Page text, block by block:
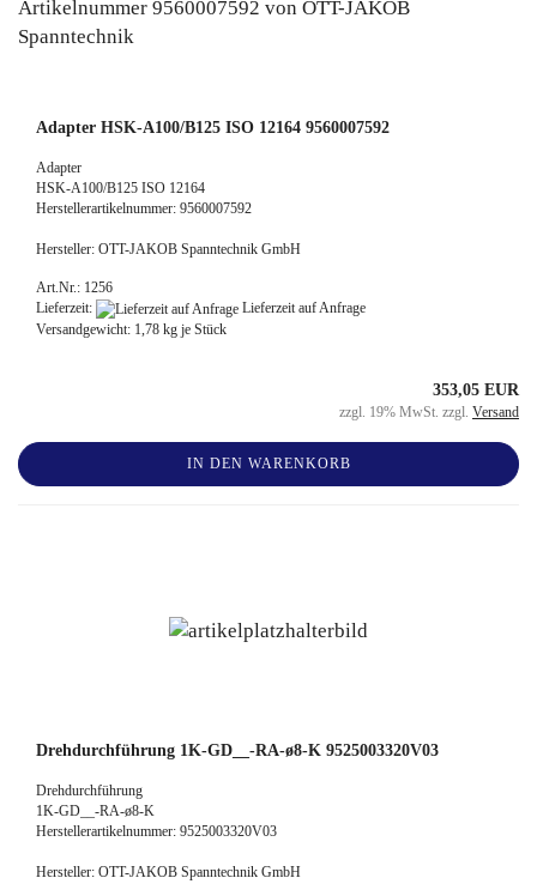
Adapter HSK-A100/B125 ISO 12164 9560007592
Adapter
HSK-A100/B125 ISO 12164
Herstellerartikelnummer: 9560007592
Hersteller: OTT-JAKOB Spanntechnik GmbH
Art.Nr.: 1256
Lieferzeit:
Lieferzeit auf Anfrage
Versandgewicht: 1,78 kg je Stück
353,05 EUR
zzgl. 19% MwSt. zzgl. Versand
IN DEN WARENKORB
Drehdurchführung 1K-GD__-RA-ø8-K 9525003320V03
Drehdurchführung
1K-GD__-RA-ø8-K
Herstellerartikelnummer: 9525003320V03
Hersteller: OTT-JAKOB Spanntechnik GmbH